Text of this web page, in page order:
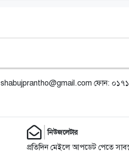
shabujprantho@gmail.com ফোন:
নিউজলেটার
প্রতিদিন মেইলে আপডেট পেতে